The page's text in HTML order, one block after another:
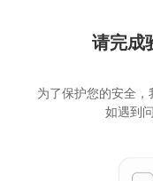
请完成
为了保护您的安全，
如遇到